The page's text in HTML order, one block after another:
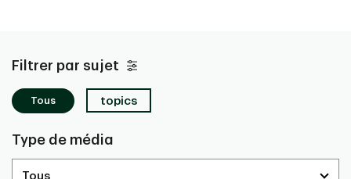
Filtrer par sujet
Tous topics
Type de média